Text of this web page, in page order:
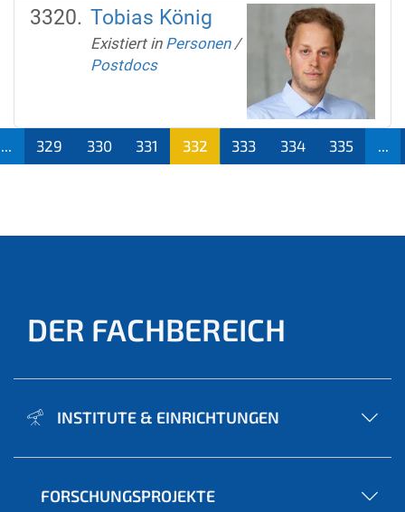
Tobias König
Existiert in Personen /
Postdocs
... 329 330 331
332
333 334 335 ...
DER FACHBEREICH
INSTITUTE & EINRICHTUNGEN
FORSCHUNGSPROJEKTE